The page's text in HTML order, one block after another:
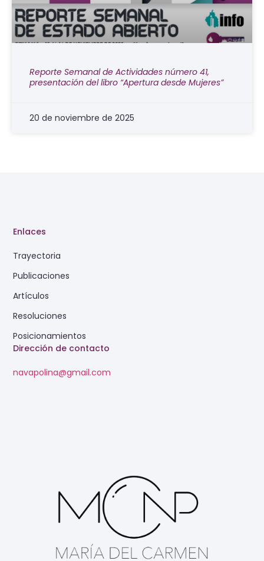
Reporte Semanal de Actividades número 41,
presentación del libro “Apertura desde Mujeres”
20 de noviembre de 2025
Dirección de contacto
navapolina@gmail.com
Enlaces
Trayectoria
Publicaciones
Artículos
Resoluciones
Posicionamientos